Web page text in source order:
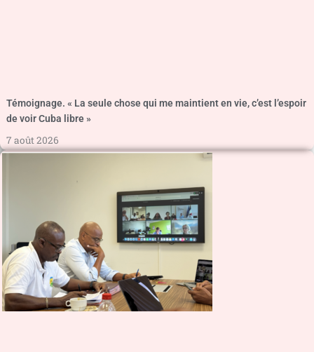
Témoignage. « La seule chose qui me maintient en vie, c’est l’espoir
de voir Cuba libre »
7 août 2026